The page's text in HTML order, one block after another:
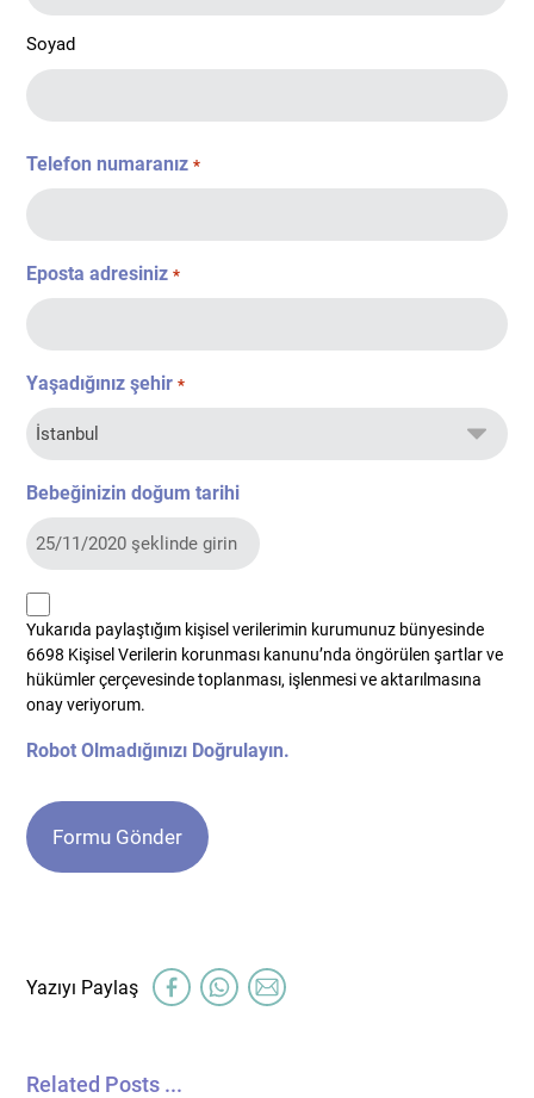
Soyad
Telefon numaranız *
Eposta adresiniz *
Yaşadığınız şehir *
Bebeğinizin doğum tarihi
kvkk
*
Yukarıda paylaştığım kişisel verilerimin kurumunuz bünyesinde
6698 Kişisel Verilerin korunması kanunu’nda öngörülen şartlar ve
hükümler çerçevesinde toplanması, işlenmesi ve aktarılmasına
onay veriyorum.
Robot Olmadığınızı Doğrulayın.
Related Posts ...